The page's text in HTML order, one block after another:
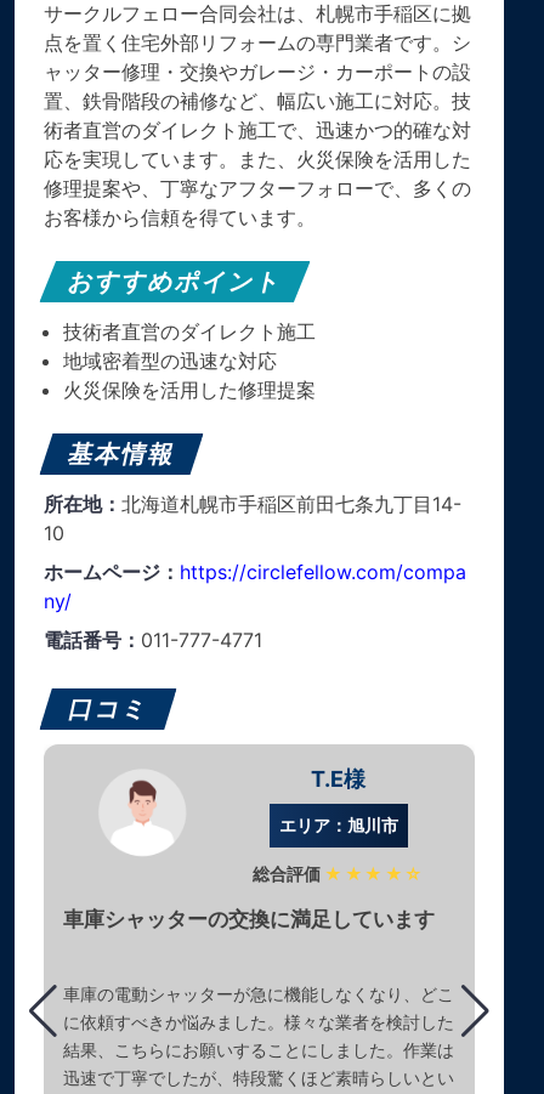
サークルフェロー合同会社は、札幌市手稲区に拠
点を置く住宅外部リフォームの専門業者です。​シ
ャッター修理・交換やガレージ・カーポートの設
置、鉄骨階段の補修など、幅広い施工に対応。​技
術者直営のダイレクト施工で、迅速かつ的確な対
応を実現しています。​また、火災保険を活用した
修理提案や、丁寧なアフターフォローで、多くの
お客様から信頼を得ています。
おすすめポイント
技術者直営のダイレクト施工
地域密着型の迅速な対応
火災保険を活用した修理提案
基本情報
所在地： 北海道札幌市手稲区前田七条九丁目14-
10
ホームページ： https://circlefellow.com/compa
ny/
電話番号： 011-777-4771
口コミ
T.E様
エリア：旭川市
総合評価 ★★★★☆
車庫シャッターの交換に満足しています
車庫の電動シャッターが急に機能しなくなり、どこ
に依頼すべきか悩みました。様々な業者を検討した
結果、こちらにお願いすることにしました。作業は
迅速で丁寧でしたが、特段驚くほど素晴らしいとい